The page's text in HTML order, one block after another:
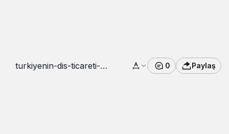
turkiyenin-dis-ticareti-
0 Paylaş